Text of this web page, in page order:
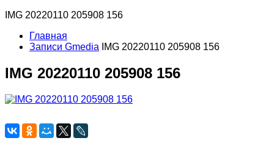
IMG 20220110 205908 156
Главная
Записи Gmedia
IMG 20220110 205908 156
IMG 20220110 205908 156